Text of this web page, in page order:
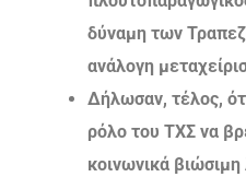
δύναμη των
ανάλογη
Δήλωσαν, τέλος,
ρόλο του ΤΧΣ να
κοινωνικά